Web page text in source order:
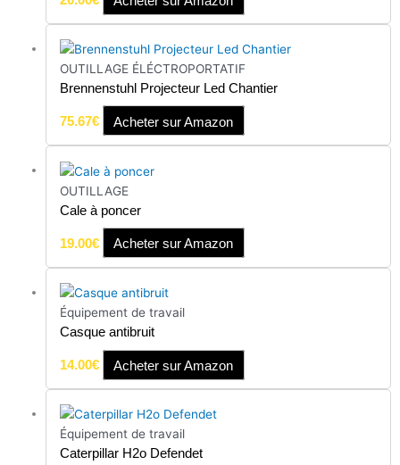
OUTILLAGE ÉLÉCTROPORTATIF
Brennenstuhl Projecteur Led Chantier
75.67€ Acheter sur Amazon
OUTILLAGE
Cale à poncer
19.00€ Acheter sur Amazon
Équipement de travail
Casque antibruit
14.00€ Acheter sur Amazon
Équipement de travail
Caterpillar H2o Defendet